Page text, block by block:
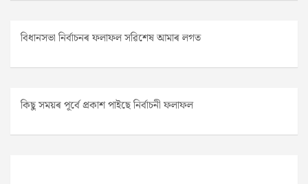
বিধানসভা নিৰ্বাচনৰ ফলাফল সৱিশেষ আমাৰ লগত
কিছু সময়ৰ পূৰ্বে প্ৰকাশ পাইছে নিৰ্বাচনী ফলাফল